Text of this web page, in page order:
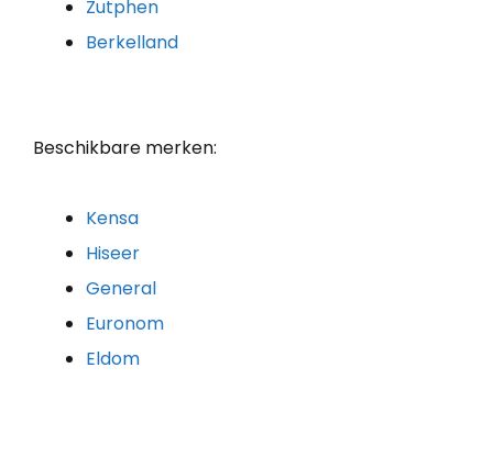
Zutphen
Berkelland
Beschikbare merken:
Kensa
Hiseer
General
Euronom
Eldom